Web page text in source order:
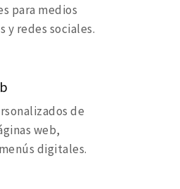
para medios
y redes sociales.
de
web,
digitales.